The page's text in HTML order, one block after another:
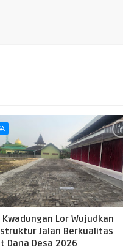
Kwadungan Lor Wujudkan
Jalan Berkualitas
Dana Desa 2026